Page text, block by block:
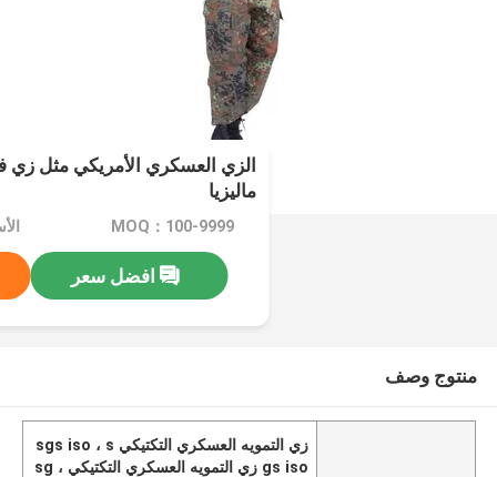
الزي العسكري الأمريكي مثل زي
ماليزيا
MOQ：100-9999
افضل سعر
منتوج وصف
زي التمويه العسكري التكتيكي sgs iso ، s
gs iso زي التمويه العسكري التكتيكي ، sg